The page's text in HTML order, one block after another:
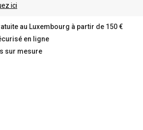
ici
au Luxembourg à partir de 150 €
en ligne
sur mesure